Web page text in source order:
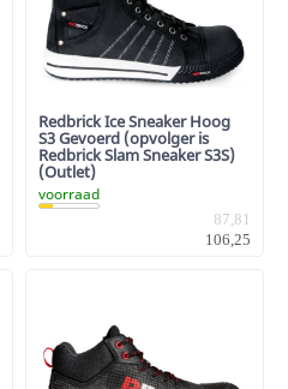
Redbrick Ice Sneaker Hoog
S3 Gevoerd (opvolger is
Redbrick Slam Sneaker S3S)
(Outlet)
voorraad
87,81
106,25